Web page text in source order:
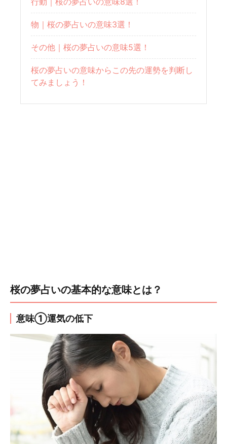
物｜桜の夢占いの意味3選！
その他｜桜の夢占いの意味5選！
桜の夢占いの意味からこの先の運勢を判断し
てみましょう！
桜の夢占いの基本的な意味とは？
意味①運気の低下